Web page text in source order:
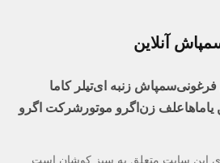
آنلاین
سمپاش زنبه ایتیلر کاما
علف زن اگرو موتور شرکت اگرو
این سایت متعلق به سبز کوشان است